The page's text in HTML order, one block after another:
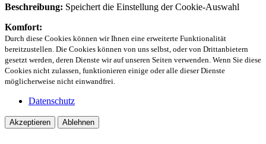
Beschreibung: Speichert die Einstellung der Cookie-Auswahl
Komfort:
Durch diese Cookies können wir Ihnen eine erweiterte Funktionalität
bereitzustellen. Die Cookies können von uns selbst, oder von Drittanbietern
gesetzt werden, deren Dienste wir auf unseren Seiten verwenden. Wenn Sie diese
Cookies nicht zulassen, funktionieren einige oder alle dieser Dienste
möglicherweise nicht einwandfrei.
Datenschutz
Akzeptieren Ablehnen